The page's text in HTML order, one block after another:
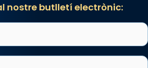
nostre butlletí electrònic: